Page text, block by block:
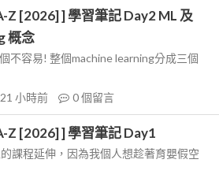
[2026] ] 學習筆記 Day2 ML 及
概念
不容易! 整個machine learning分成三個
21 小時前 0個留言
Z [2026] ] 學習筆記 Day1
課程延伸，因為我個人想趁著育嬰假空